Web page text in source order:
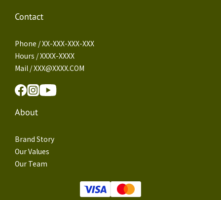
Contact
Phone / XX-XXX-XXX-XXX
Hours / XXXX-XXXX
Mail / XXX@XXXX.COM
About
Brand Story
Our Values
Our Team